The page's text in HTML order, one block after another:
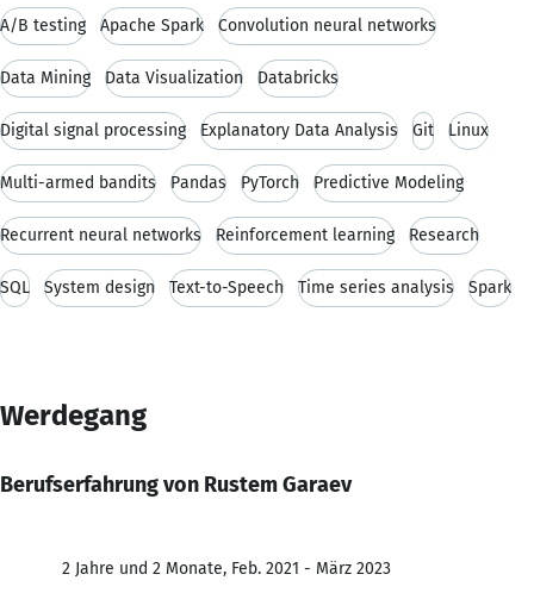
A/B testing Apache Spark Convolution neural networks
Data Mining Data Visualization Databricks
Digital signal processing Explanatory Data Analysis Git Linux
Multi-armed bandits Pandas PyTorch Predictive Modeling
Recurrent neural networks Reinforcement learning Research
SQL System design Text-to-Speech Time series analysis Spark
Werdegang
Berufserfahrung von Rustem Garaev
2 Jahre und 2 Monate, Feb. 2021 - März 2023